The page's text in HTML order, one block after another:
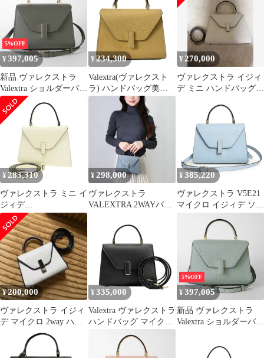
ク レザー ピンク
5%OFF
¥397,005
新品 ヴァレクストラ
Valextra ショルダーバッ
グ グリージョフーモ
¥234,300
Valextra(ヴァレクスト
ラ) ハンドバッグ美品
マイクロ イジィデ
V5E23-028 ライトブラ
¥270,000
ヴァレクストラ イジィ
デ ミニ ハンドバッグ
¥ 283,310
ヴァレクストラ ミニ イ
ジィデ
WBES0036028LOC99N
N【Aランク】【中古】
¥298,000
ヴァレクストラ
VALEXTRA 2WAYバッ
028 LOC 99 BP (V5E23
028) ブルー系
(PROVERE) MICRO
¥ 385,220
ヴァレクストラ V5E21
マイクロ イジィデ ソフ
2Way 斜め掛け ショル
ダー ハンドバッグ レザ
ー ゴールド金具
Valextra（新品・未使用
品）
¥200,000
ヴァレクストラ イジィ
デ マイクロ 2way ハン
ド バッグ
¥ 335,000
Valextra ヴァレクストラ
ハンドバッグ マイクロ
イジィデ WBES00220
5%OFF
¥397,005
新品 ヴァレクストラ
Valextra ショルダーバッ